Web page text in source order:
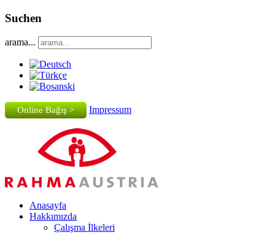
Suchen
arama...
Online Bağış > Impressum
Anasayfa
Hakkımızda
Çalışma İlkeleri